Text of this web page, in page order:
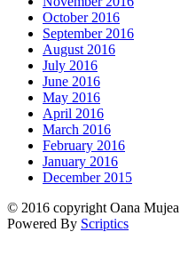
October 2016
September 2016
August 2016
July 2016
June 2016
May 2016
April 2016
March 2016
February 2016
January 2016
December 2015
© 2016 copyright Oana Mujea
Powered By Scriptics